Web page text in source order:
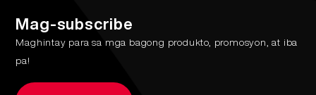
Mag-subscribe
Maghintay para sa mga bagong produkto, promosyon, at iba
pa!